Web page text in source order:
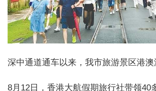
深中通道通车以来，我市旅游景区港澳
8月12日，香港大航假期旅行社带领40